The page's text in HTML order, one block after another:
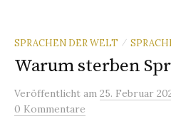
SPRACHEN DER WELT /
Warum sterben
Veröffentlicht am 25. Februar
0 Kommentare